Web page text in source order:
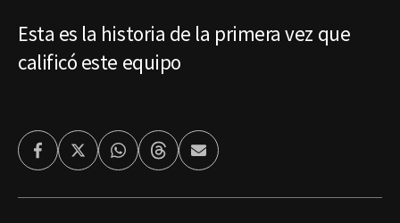
Esta es la historia de la primera vez que
calificó este equipo
FacebookTwitterWhatsappThreadsEnviar
por